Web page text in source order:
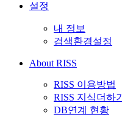
설정
내 정보
검색환경설정
About RISS
RISS 이용방법
RISS 지식더하기
DB연계 현황